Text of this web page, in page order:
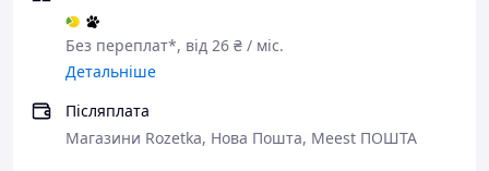
Без переплат*, від 26 ₴ / міс.
Детальніше
Післяплата
Магазини Rozetka, Нова Пошта, Meest ПОШТА